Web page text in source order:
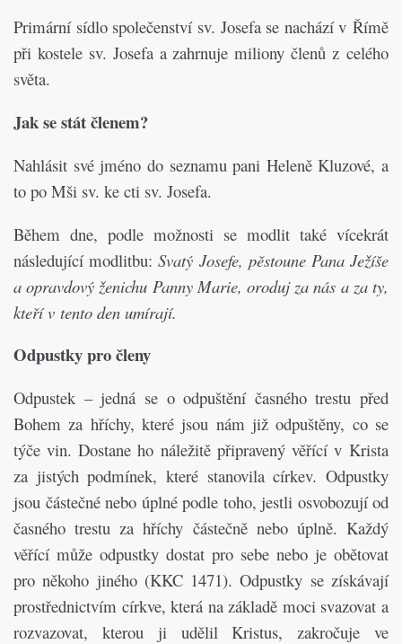
Primární sídlo společenství sv. Josefa se nachází v Římě
při kostele sv. Josefa a zahrnuje miliony členů z celého
světa.
Jak se stát členem?
Nahlásit své jméno do seznamu pani Heleně Kluzové, a
to po Mši sv. ke cti sv. Josefa.
Během dne, podle možnosti se modlit také vícekrát
následující modlitbu:Svatý Josefe, pěstoune Pana Ježíše
a opravdový ženichu Panny Marie, oroduj za nás a za ty,
kteří v tento den umírají.
Odpustky pro členy
Odpustek – jedná se o odpuštění časného trestu před
Bohem za hříchy, které jsou nám již odpuštěny, co se
týče vin. Dostane ho náležitě připravený věřící v Krista
za jistých podmínek, které stanovila církev. Odpustky
jsou částečné nebo úplné podle toho, jestli osvobozují od
časného trestu za hříchy částečně nebo úplně. Každý
věřící může odpustky dostat pro sebe nebo je obětovat
pro někoho jiného (KKC 1471). Odpustky se získávají
prostřednictvím církve, která na základě moci svazovat a
rozvazovat, kterou ji udělil Kristus, zakročuje ve